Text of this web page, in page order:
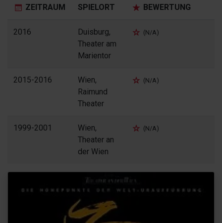
ZEITRAUM SPIELORT BEWERTUNG
2016
Duisburg,
Theater am
Marientor
(N/A)
2015-2016
Wien,
Raimund
Theater
(N/A)
1999-2001
Wien,
Theater an
der Wien
(N/A)